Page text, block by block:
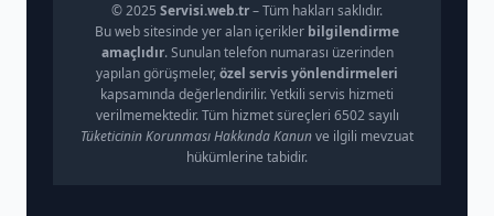
© 2025 Servisi.web.tr– Tüm hakları saklıdır.
Bu web sitesinde yer alan içerikler bilgilendirme
amaçlıdır. Sunulan telefon numarası üzerinden
yapılan görüşmeler, özel servis yönlendirmeleri
kapsamında değerlendirilir. Yetkili servis hizmeti
verilmemektedir. Tüm hizmet süreçleri 6502 sayılı
Tüketicinin Korunması Hakkında Kanunve ilgili mevzuat
hükümlerine tabidir.